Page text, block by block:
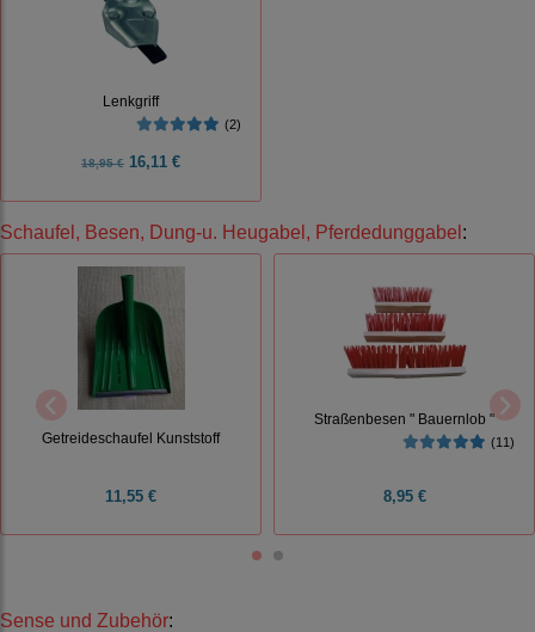
Lenkgriff
(2)
18,95 € 16,11 €
Schaufel, Besen, Dung-u. Heugabel, Pferdedunggabel :
Getreideschaufel Kunststoff
11,55 €
Straßenbesen " Bauernlob "
(11)
8,95 €
Sense und Zubehör: